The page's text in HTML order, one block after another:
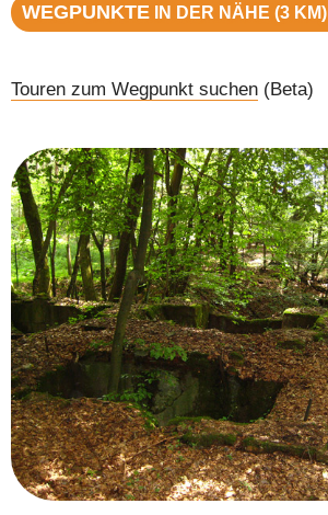
WEGPUNKTE IN DER NÄHE (3 KM)
Touren zum Wegpunkt suchen (Beta)